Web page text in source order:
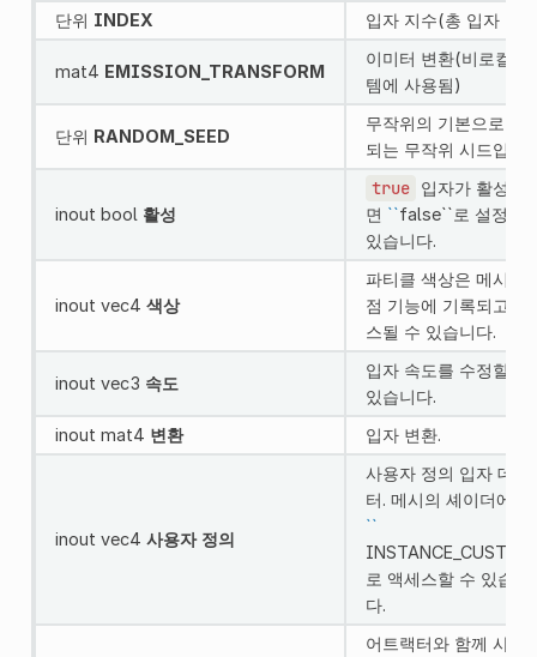
단위 INDEX 입자 지수(총 입자 기
mat4 EMISSION_TRANSFORM
이미터 변환(비로컬 시
템에 사용됨)
단위 RANDOM_SEED
무작위의 기본으로 사
되는 무작위 시드입니
inout bool 활성
true 입자가 활성화
면 ``false``로 설정할
있습니다.
inout vec4 색상
파티클 색상은 메시의
점 기능에 기록되고 액
스될 수 있습니다.
inout vec3 속도
입자 속도를 수정할 수
있습니다.
inout mat4 변환 입자 변환.
inout vec4 사용자 정의
사용자 정의 입자 데이
터. 메시의 셰이더에서
``
로 액세스할 수 있습니
다.
어트랙터와 함께 사용